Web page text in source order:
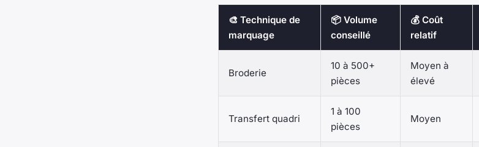
🎨 Technique de
marquage
📦 Volume
conseillé
💰 Coût
relatif
Broderie
10 à 500+
pièces
Moyen à
élevé
Transfert quadri
1 à 100
pièces
Moyen